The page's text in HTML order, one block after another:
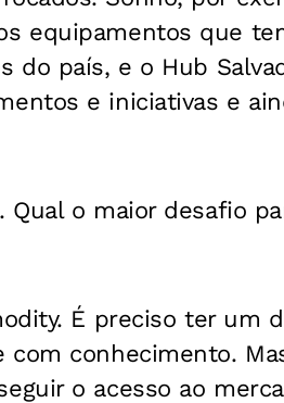
equipamentos que
do país, e o Hub
e iniciativas e
o maior desafio
É preciso ter um
conhecimento.
o acesso ao